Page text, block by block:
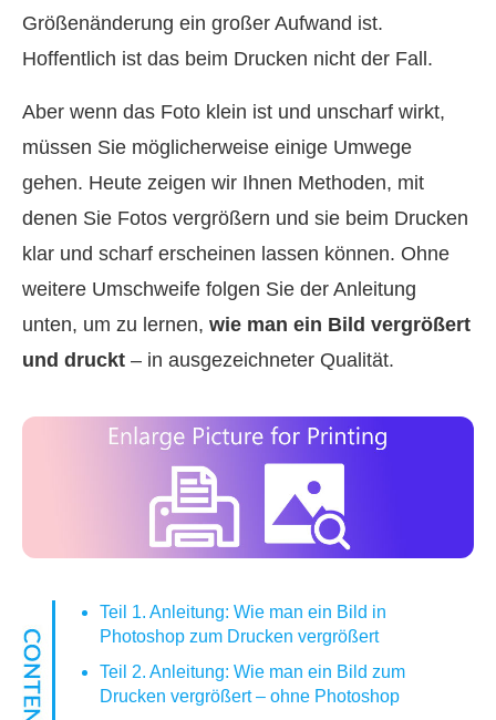
Größenänderung ein großer Aufwand ist.
Hoffentlich ist das beim Drucken nicht der Fall.
Aber wenn das Foto klein ist und unscharf wirkt,
müssen Sie möglicherweise einige Umwege
gehen. Heute zeigen wir Ihnen Methoden, mit
denen Sie Fotos vergrößern und sie beim Drucken
klar und scharf erscheinen lassen können. Ohne
weitere Umschweife folgen Sie der Anleitung
unten, um zu lernen, wie man ein Bild vergrößert
und druckt – in ausgezeichneter Qualität.
Teil 1. Anleitung: Wie man ein Bild in
Photoshop zum Drucken vergrößert
Teil 2. Anleitung: Wie man ein Bild zum
Drucken vergrößert – ohne Photoshop